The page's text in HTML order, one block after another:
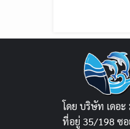
โดย บริษัท เดอะ
ที่อยู่ 35/198 ซอ